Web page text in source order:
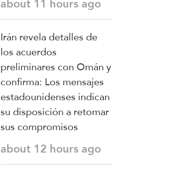
Irán revela detalles de
los acuerdos
preliminares con Omán y
confirma: Los mensajes
estadounidenses indican
su disposición a retomar
sus compromisos
about 12 hours ago